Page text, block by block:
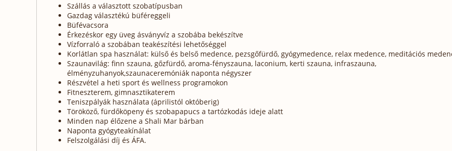
Szállás a választott szobatípusban
Gazdag választékú büféreggeli
Büfévacsora
Érkezéskor egy üveg ásványvíz a szobába bekészítve
Vízforraló a szobában teakészítési lehetőséggel
Korlátlan spa használat: külső és belső medence, pezsgőfürdő, gyógymedence, relax medence, meditációs
Szaunavilág: finn szauna, gőzfürdő, aroma-fényszauna, laconium, kerti szauna, infraszauna,
élményzuhanyok,szaunaceremóniák naponta négyszer
Részvétel a heti sport és wellness programokon
Fitneszterem, gimnasztikaterem
Teniszpályák használata (áprilistól októberig)
Törököző, fürdőköpeny és szobapapucs a tartózkodás ideje alatt
Minden nap élőzene a Shali Mar bárban
Naponta gyógyteakínálat
Felszolgálási díj és ÁFA.